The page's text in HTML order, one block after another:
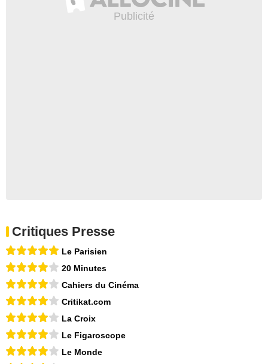
Critiques Presse
Le Parisien
20 Minutes
Cahiers du Cinéma
Critikat.com
La Croix
Le Figaroscope
Le Monde